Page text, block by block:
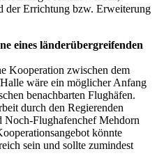
der Errichtung bzw. Erweiterung
eines länderübergreifenden
Kooperation zwischen dem
wäre ein möglicher Anfang
benachbarten Flughäfen.
durch den Regierenden
Flughafenchef Mehdorn
könnte
sein und sollte zumindest